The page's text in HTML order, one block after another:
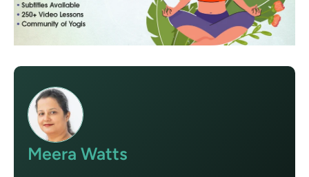
Meera Watts